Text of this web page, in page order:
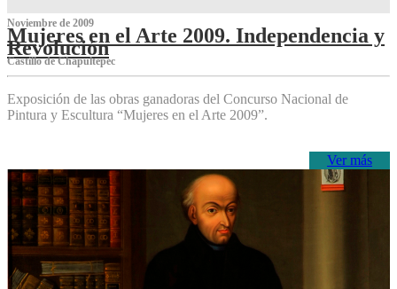
Noviembre de 2009
Mujeres en el Arte 2009. Independencia y
Revolución
Castillo de Chapultepec
Exposición de las obras ganadoras del Concurso Nacional de
Pintura y Escultura “Mujeres en el Arte 2009”.
Ver más